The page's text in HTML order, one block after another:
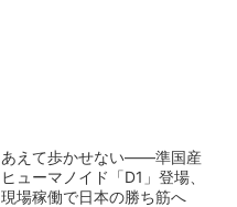
あえて歩かせない――準国産
ヒューマノイド「D1」登場、
現場稼働で日本の勝ち筋へ